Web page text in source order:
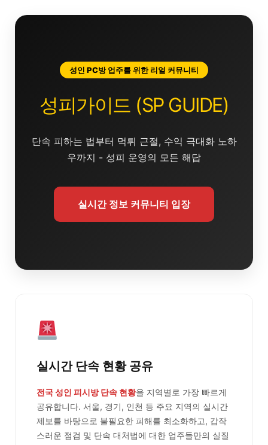
성인 PC방 업주를 위한 리얼 커뮤니티
성피가이드 (SP GUIDE)
단속 피하는 법부터 먹튀 근절, 수익 극대화 노하
우까지 - 성피 운영의 모든 해답
실시간 정보 커뮤니티 입장
실시간 단속 현황 공유
전국 성인 피시방 단속 현황을 지역별로 가장 빠르게
공유합니다. 서울, 경기, 인천 등 주요 지역의 실시간
제보를 바탕으로 불필요한 피해를 최소화하고, 갑작
스러운 점검 및 단속 대처법에 대한 업주들만의 실질